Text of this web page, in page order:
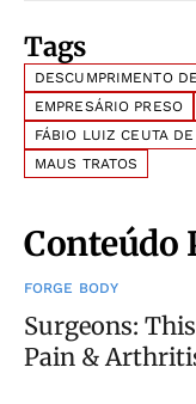
Tags
DESCUMPRIMENTO
EMPRESÁRIO PRESO
FÁBIO LUIZ CEUTA
MAUS TRATOS